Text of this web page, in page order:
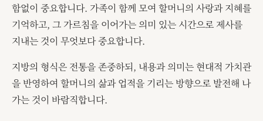
함없이 중요합니다. 가족이 함께 모여 할머니의 사랑과 지혜를
기억하고, 그 가르침을 이어가는 의미 있는 시간으로 제사를
지내는 것이 무엇보다 중요합니다.
지방의 형식은 전통을 존중하되, 내용과 의미는 현대적 가치관
을 반영하여 할머니의 삶과 업적을 기리는 방향으로 발전해 나
가는 것이 바람직합니다.